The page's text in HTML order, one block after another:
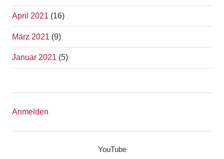
April 2021 (16)
März 2021 (9)
Januar 2021 (5)
Anmelden
YouTube